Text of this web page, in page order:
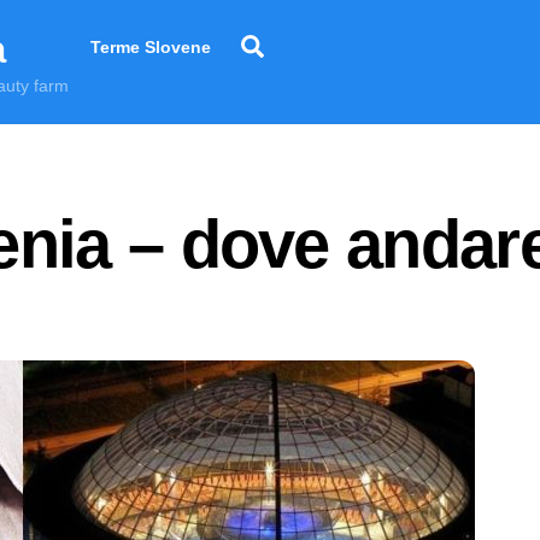
farm
Terme Slovene
– dove